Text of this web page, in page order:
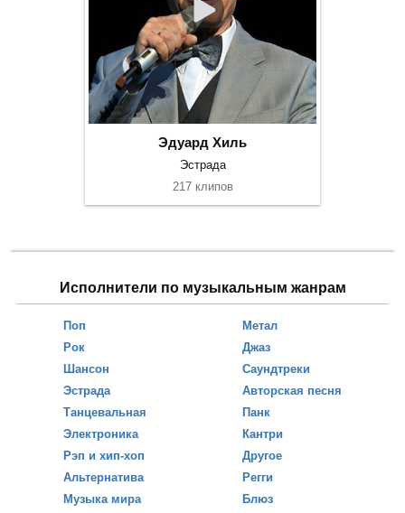
Эдуард Хиль
Эстрада
217 клипов
Исполнители по музыкальным жанрам
Поп
Рок
Шансон
Эстрада
Танцевальная
Электроника
Рэп и хип-хоп
Альтернатива
Музыка мира
Метал
Джаз
Саундтреки
Авторская песня
Панк
Кантри
Другое
Регги
Блюз